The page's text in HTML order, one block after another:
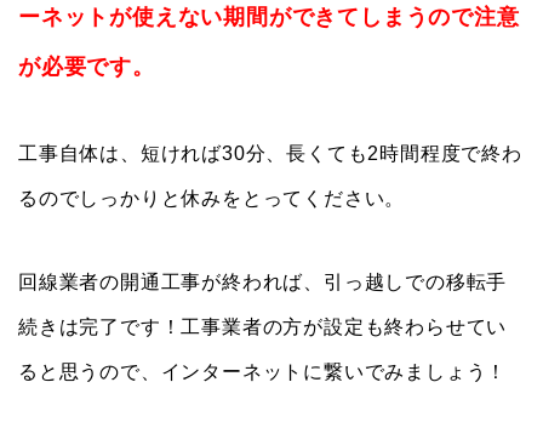
ーネットが使えない期間ができてしまうので注意
が必要です。
工事自体は、短ければ30分、長くても2時間程度で終わ
るのでしっかりと休みをとってください。
回線業者の開通工事が終われば、引っ越しでの移転手
続きは完了です！工事業者の方が設定も終わらせてい
ると思うので、インターネットに繋いでみましょう！